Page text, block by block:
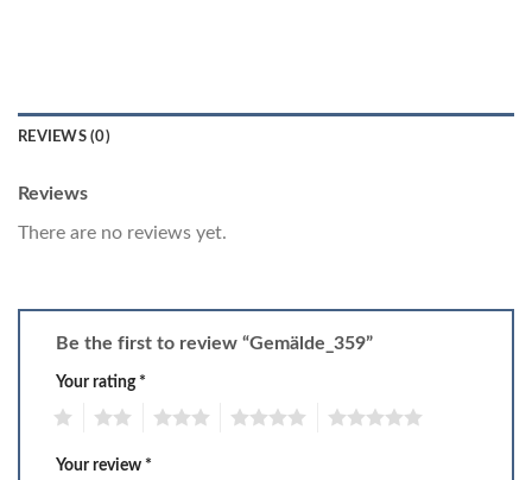
REVIEWS (0)
Reviews
There are no reviews yet.
Be the first to review “Gemälde_359”
Your rating *
Your review *